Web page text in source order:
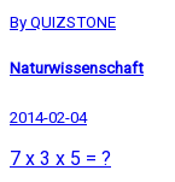
By QUIZSTONE
Naturwissenschaft
2014-02-04
7 x 3 x 5 = ?